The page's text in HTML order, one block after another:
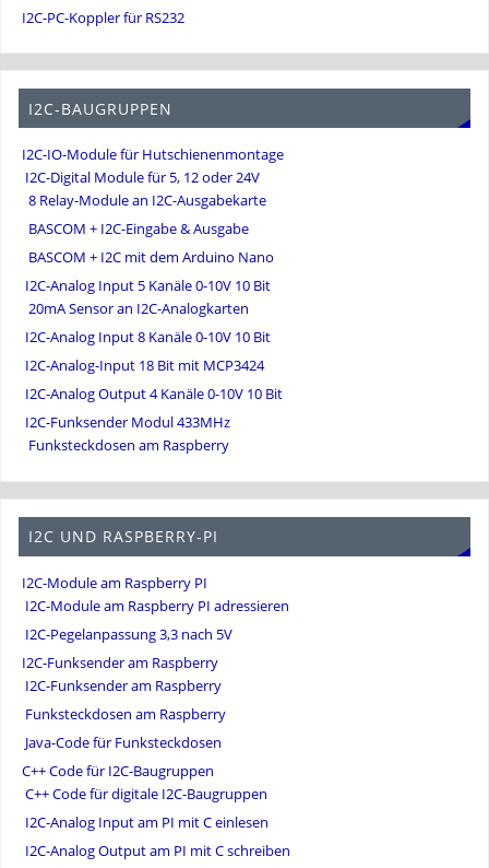
I2C-PC-Koppler für RS232
I2C-BAUGRUPPEN
I2C-IO-Module für Hutschienenmontage
I2C-Digital Module für 5, 12 oder 24V
8 Relay-Module an I2C-Ausgabekarte
BASCOM + I2C-Eingabe & Ausgabe
BASCOM + I2C mit dem Arduino Nano
I2C-Analog Input 5 Kanäle 0-10V 10 Bit
20mA Sensor an I2C-Analogkarten
I2C-Analog Input 8 Kanäle 0-10V 10 Bit
I2C-Analog-Input 18 Bit mit MCP3424
I2C-Analog Output 4 Kanäle 0-10V 10 Bit
I2C-Funksender Modul 433MHz
Funksteckdosen am Raspberry
I2C UND RASPBERRY-PI
I2C-Module am Raspberry PI
I2C-Module am Raspberry PI adressieren
I2C-Pegelanpassung 3,3 nach 5V
I2C-Funksender am Raspberry
I2C-Funksender am Raspberry
Funksteckdosen am Raspberry
Java-Code für Funksteckdosen
C++ Code für I2C-Baugruppen
C++ Code für digitale I2C-Baugruppen
I2C-Analog Input am PI mit C einlesen
I2C-Analog Output am PI mit C schreiben